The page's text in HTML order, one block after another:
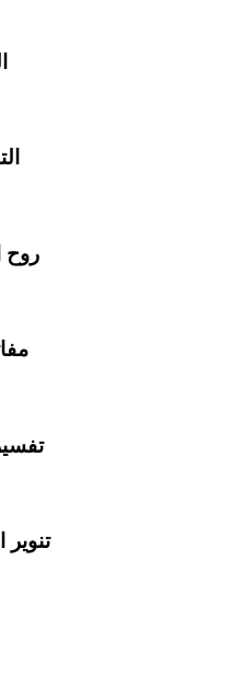
روح